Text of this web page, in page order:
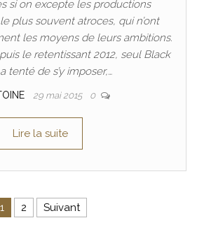
si on excepte les productions
plus souvent atroces, qui n’ont
les moyens de leurs ambitions.
le retentissant 2012, seul Black
tenté de s’y imposer,…
29 mai 2015 0
Lire la suite
publications
1 2 Suivant